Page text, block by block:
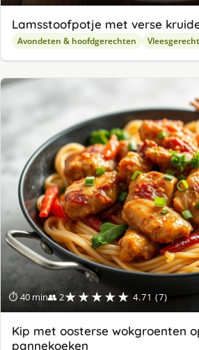
Lamsstoofpotje met verse
Avondeten & hoofdgerechten
⏱ 40 min👥 2★★★★★ 4.71 (7)
Kip met oosterse wokgroenten
pannekoeken